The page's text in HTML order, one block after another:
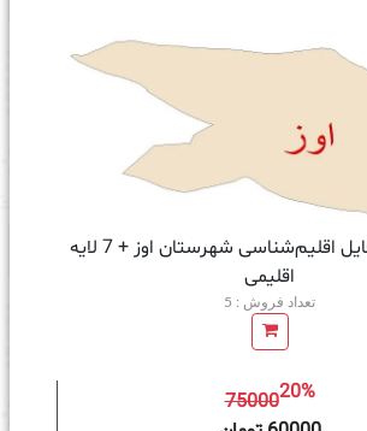
نقشه شیپ‌ فایل اقلیم‌شناسی شهرستان اوز + 7 لایه
اقلیمی
تعداد فروش : 5
7500020%